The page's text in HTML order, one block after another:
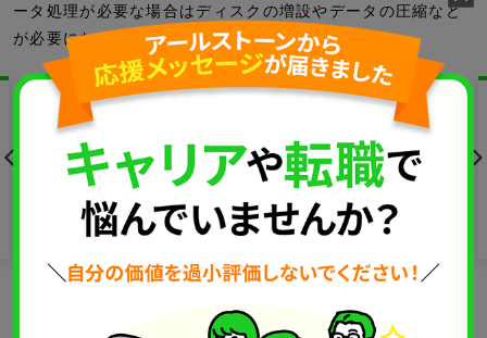
ータ処理が必要な場合はディスクの増設やデータの圧縮など
が必要になります。
【ITコンサルタント（シニアコンサルタント・マネージ
ャー候補）】<成長…
～1,300 万円
ITコンサルタント・PMO・プリセールス